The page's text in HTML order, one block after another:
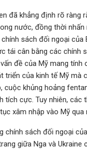
đã khẳng định rõ
nước, đồng thời
chính sách đối ngoại
tái cân bằng các
đề của Mỹ mang
của kinh tế Mỹ mà
cuộc khủng hoảng
tích cực. Tuy nhiên, các
xâm nhập vào Mỹ qua
sách đối ngoại
giữa Nga và